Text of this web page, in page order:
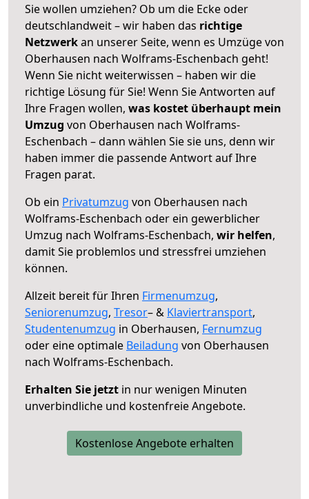
Sie wollen umziehen? Ob um die Ecke oder
deutschlandweit – wir haben das richtige
Netzwerkan unserer Seite, wenn es Umzüge von
Oberhausen nach Wolframs-Eschenbach geht!
Wenn Sie nicht weiterwissen – haben wir die
richtige Lösung für Sie! Wenn Sie Antworten auf
Ihre Fragen wollen, was kostet überhaupt mein
Umzug von Oberhausen nach Wolframs-
Eschenbach – dann wählen Sie sie uns, denn wir
haben immer die passende Antwort auf Ihre
Fragen parat.
Ob ein Privatumzug von Oberhausen nach
Wolframs-Eschenbach oder ein gewerblicher
Umzug nach Wolframs-Eschenbach, wir helfen,
damit Sie problemlos und stressfrei umziehen
können.
Allzeit bereit für Ihren Firmenumzug,
Seniorenumzug, Tresor– & Klaviertransport,
Studentenumzug in Oberhausen, Fernumzug
oder eine optimale Beiladung von Oberhausen
nach Wolframs-Eschenbach.
Erhalten Sie jetzt in nur wenigen Minuten
unverbindliche und kostenfreie Angebote.
Kostenlose Angebote erhalten